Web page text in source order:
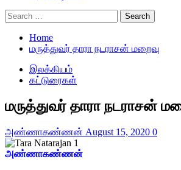
Search
for:
Home
மருத்துவர் தாரா நடராசன் மறைவு
இலக்கியம்
கட்டுரைகள்
மருத்துவர் தாரா நடராசன்
அண்ணாகண்ணன் August 15, 2020 0
அண்ணாகண்ணன்